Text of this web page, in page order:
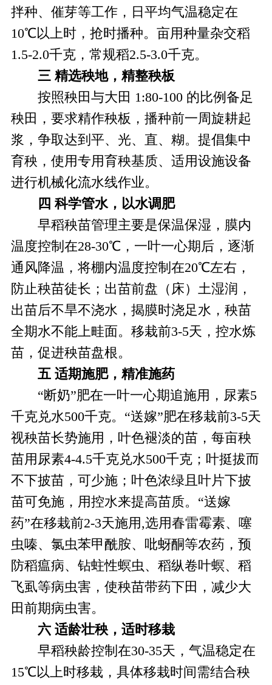
拌种、催芽等工作，日平均气温稳定在
10℃以上时，抢时播种。亩用种量杂交稻
1.5-2.0千克，常规稻2.5-3.0千克。
三 精选秧地，精整秧板
按照秧田与大田 1:80-100 的比例备足
秧田，要求精作秧板，播种前一周旋耕起
浆，争取达到平、光、直、糊。提倡集中
育秧，使用专用育秧基质、适用设施设备
进行机械化流水线作业。
四 科学管水，以水调肥
早稻秧苗管理主要是保温保湿，膜内
温度控制在28-30℃，一叶一心期后，逐渐
通风降温，将棚内温度控制在20℃左右，
防止秧苗徒长；出苗前盘（床）土湿润，
出苗后不旱不浇水，揭膜时浇足水，秧苗
全期水不能上畦面。移栽前3-5天，控水炼
苗，促进秧苗盘根。
五 适期施肥，精准施药
“断奶”肥在一叶一心期追施用，尿素5
千克兑水500千克。“送嫁”肥在移栽前3-5天
视秧苗长势施用，叶色褪淡的苗，每亩秧
苗用尿素4-4.5千克兑水500千克；叶挺拔而
不下披苗，可少施；叶色浓绿且叶片下披
苗可免施，用控水来提高苗质。“送嫁
药”在移栽前2-3天施用,选用春雷霉素、噻
虫嗪、氯虫苯甲酰胺、吡蚜酮等农药，预
防稻瘟病、钻蛀性螟虫、稻纵卷叶螟、稻
飞虱等病虫害，使秧苗带药下田，减少大
田前期病虫害。
六 适龄壮秧，适时移栽
早稻秧龄控制在30-35天，气温稳定在
15℃以上时移栽，具体移栽时间需结合秧